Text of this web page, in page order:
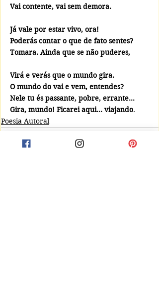
Vai contente, vai sem demora.
Já vale por estar vivo, ora!
Poderás contar o que de fato sentes?
Tomara. Ainda que se não puderes,
Virá e verás que o mundo gira.
O mundo do vai e vem, entendes?
Nele tu és passante, pobre, errante...
Gira, mundo! Ficarei aqui... viajando.
Poesia Autoral